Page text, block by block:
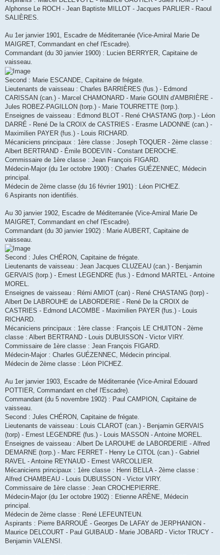
Alphonse Le ROCH - Jean Baptiste MILLOT - Jacques PARLIER - Raoul
SALIÈRES.
Au 1er janvier 1901, Escadre de Méditerranée (Vice-Amiral Marie De
MAIGRET, Commandant en chef l'Escadre).
Commandant (du 30 janvier 1900) : Lucien BERRYER, Capitaine de
vaisseau.
Second : Marie ESCANDE, Capitaine de frégate.
Lieutenants de vaisseau : Charles BARRIÈRES (fus.) - Edmond
CARISSAN (can.) - Marcel CHAMONARD - Marie GOUIN d'AMBRIÈRE -
Jules ROBEZ-PAGILLON (torp.) - Marie TOURRETTE (torp.).
Enseignes de vaisseau : Edmond BLOT - René CHASTANG (torp.) - Léon
DARRÉ - René De la CROIX de CASTRIES - Erasme LADONNE (can.) -
Maximilien PAYER (fus.) - Louis RICHARD.
Mécaniciens principaux : 1ère classe : Joseph TOQUER - 2ème classe :
Albert BERTRAND - Émile BODEVIN - Constant DEROCHE.
Commissaire de 1ère classe : Jean François FIGARD.
Médecin-Major (du 1er octobre 1900) : Charles GUÉZENNEC, Médecin
principal.
Médecin de 2ème classe (du 16 février 1901) : Léon PICHEZ.
6 Aspirants non identifiés.
Au 30 janvier 1902, Escadre de Méditerranée (Vice-Amiral Marie De
MAIGRET, Commandant en chef l'Escadre).
Commandant (du 30 janvier 1902) : Marie AUBERT, Capitaine de
vaisseau.
Second : Jules CHÉRON, Capitaine de frégate.
Lieutenants de vaisseau : Jean Jacques CLUZEAU (can.) - Benjamin
GERVAIS (torp.) - Ernest LEGENDRE (fus.) - Edmond MARTEL - Antoine
MOREL.
Enseignes de vaisseau : Rémi AMIOT (can) - René CHASTANG (torp) -
Albert De LABROUHE de LABORDERIE - René De la CROIX de
CASTRIES - Edmond LACOMBE - Maximilien PAYER (fus.) - Louis
RICHARD.
Mécaniciens principaux : 1ère classe : François LE CHUITON - 2ème
classe : Albert BERTRAND - Louis DUBUISSON - Victor VIRY.
Commissaire de 1ère classe : Jean François FIGARD.
Médecin-Major : Charles GUÉZENNEC, Médecin principal.
Médecin de 2ème classe : Léon PICHEZ.
Au 1er janvier 1903, Escadre de Méditerranée (Vice-Amiral Edouard
POTTIER, Commandant en chef l'Escadre).
Commandant (du 5 novembre 1902) : Paul CAMPION, Capitaine de
vaisseau.
Second : Jules CHÉRON, Capitaine de frégate.
Lieutenants de vaisseau : Louis CLAROT (can.) - Benjamin GERVAIS
(torp) - Ernest LEGENDRE (fus.) - Louis MASSON - Antoine MOREL.
Enseignes de vaisseau : Albert De LAROUHE de LABORDERIE - Alfred
DEMARNE (torp.) - Marc FERRET - Henry Le CITOL (can.) - Gabriel
RAVEL - Antoine REYNAUD - Ernest VARCOLLIER.
Mécaniciens principaux : 1ère classe : Henri BELLA - 2ème classe :
Alfred CHAMBEAU - Louis DUBUISSON - Victor VIRY.
Commissaire de 1ère classe : Jean CROCHEPIERRE.
Médecin-Major (du 1er octobre 1902) : Etienne ARÈNE, Médecin
principal.
Médecin de 2ème classe : René LEFEUNTEUN.
Aspirants : Pierre BARROUÉ - Georges De LAFAY de JERPHANION -
Maurice DELCOURT - Paul GUIBAUD - Marie JOBARD - Victor TRUCY -
Benjamin VALENSI.